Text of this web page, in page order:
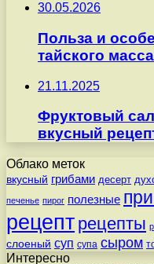
30.05.2026
Польза и
тайского
21.11.2025
Фруктовый
вкусный
Облако меток
вкусный грибами десерт
печенье пирог полезные
рецепт рецепты
слоеный суп супа сыром
Интересно